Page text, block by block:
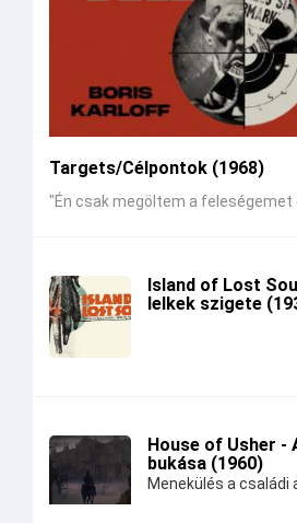
Targets/Célpontok (1968)
"Én csak megöltem a feleségemet
Island of Lost
lelkek szigete
House of Usher -
bukása (1960)
Menekülés a családi